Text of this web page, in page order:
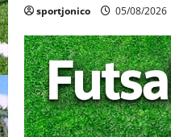
sportjonico 05/08/2026